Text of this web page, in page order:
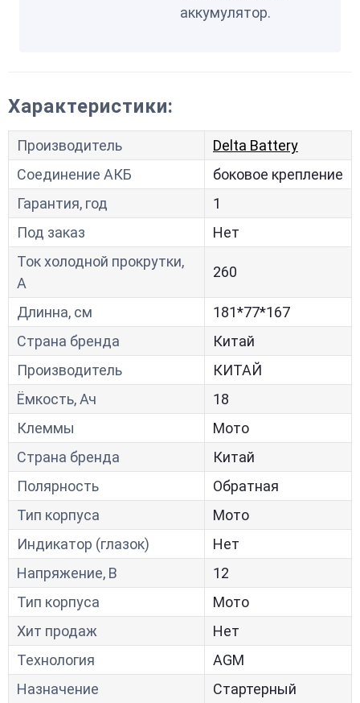
аккумулятор.
Характеристики:
Производитель
Delta Battery
Соединение АКБ
боковое крепление
Гарантия, год
1
Под заказ
Нет
Ток холодной прокрутки,
A
260
Длинна, см
181*77*167
Страна бренда
Китай
Производитель
КИТАЙ
Ёмкость, Ач
18
Клеммы
Мото
Страна бренда
Китай
Полярность
Обратная
Тип корпуса
Мото
Индикатор (глазок)
Нет
Напряжение, В
12
Тип корпуса
Мото
Хит продаж
Нет
Технология
AGM
Назначение
Стартерный